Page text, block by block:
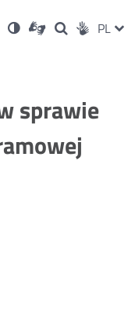
Ustawienia
Wersja
kontrastowa
Dla
niesłyszących
OtwórzOtwórz
w
Otwórz
w
Social PL
sprawie